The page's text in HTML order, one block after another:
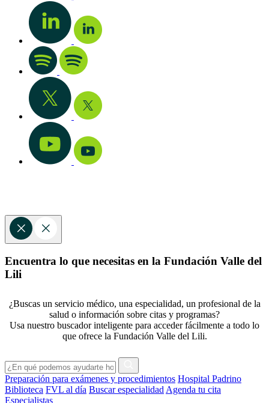
Encuentra lo que necesitas en la Fundación Valle del
Lili
¿Buscas un servicio médico, una especialidad, un profesional de la
salud o información sobre citas y programas?
Usa nuestro buscador inteligente para acceder fácilmente a todo lo
que ofrece la Fundación Valle del Lili.
Preparación para exámenes y procedimientos Hospital Padrino
Biblioteca FVL al día Buscar especialidad Agenda tu cita
Especialistas